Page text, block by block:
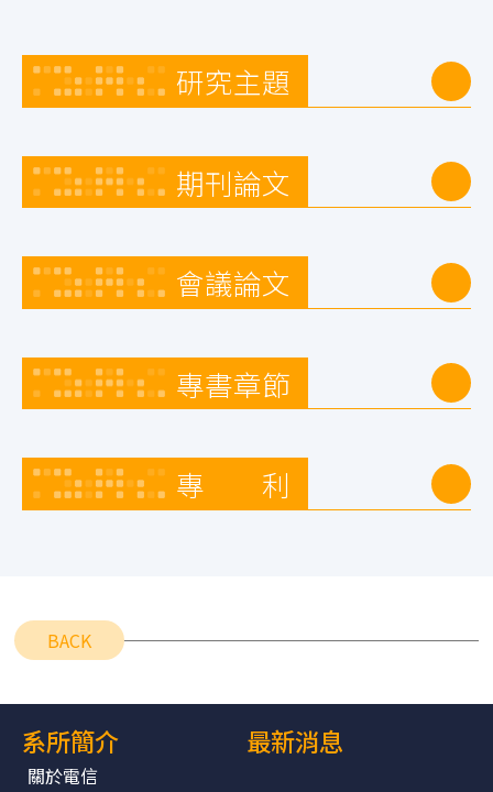
研究主題
期刊論文
會議論文
專書章節
專 利
BACK
系所簡介
關於電信
最新消息